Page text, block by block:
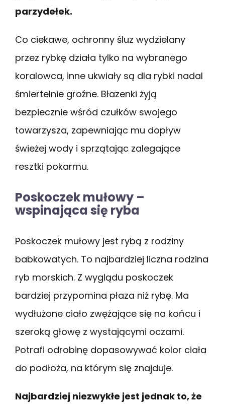
parzydełek.
Co ciekawe, ochronny śluz wydzielany
przez rybkę działa tylko na wybranego
koralowca, inne ukwiały są dla rybki nadal
śmiertelnie groźne. Błazenki żyją
bezpiecznie wśród czułków swojego
towarzysza, zapewniając mu dopływ
świeżej wody i sprzątając zalegające
resztki pokarmu.
Poskoczek mułowy –
wspinająca się ryba
Poskoczek mułowy jest rybą z rodziny
babkowatych. To najbardziej liczna rodzina
ryb morskich. Z wyglądu poskoczek
bardziej przypomina płaza niż rybę. Ma
wydłużone ciało zwężające się na końcu i
szeroką głowę z wystającymi oczami.
Potrafi odrobinę dopasowywać kolor ciała
do podłoża, na którym się znajduje.
Najbardziej niezwykłe jest jednak to, że